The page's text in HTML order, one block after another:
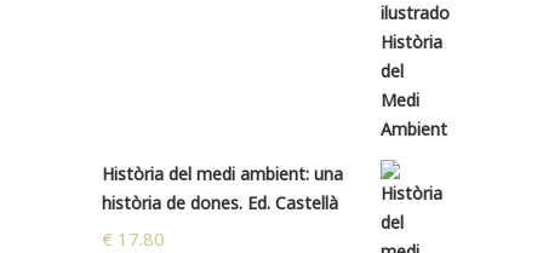
Història del medi ambient: una
història de dones. Ed. Castellà
€17.80